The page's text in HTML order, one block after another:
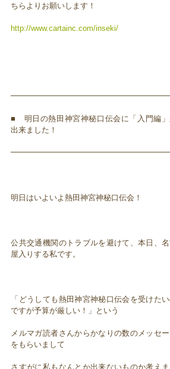
ちらよりお願いします！
http://www.cartainc.com/inseki/
■ 明日の熱田神宮神秘口伝会に「入門編
出来ました！
明日はいよいよ熱田神宮神秘口伝会！
公共交通機関のトラブルを避けて、本日、
屋入りする私です。
「どうしても熱田神宮神秘口伝会を受けた
ですが予算が厳しい！」という
メルマガ読者さんからかなりの数のメッセ
をもらいまして
さすがに私もなんとか出来ないものか考えま